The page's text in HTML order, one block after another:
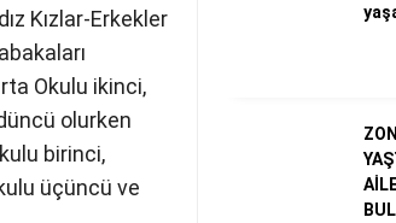
Kızlar-Erkekler
Okulu ikinci,
olurken
birinci,
üçüncü ve